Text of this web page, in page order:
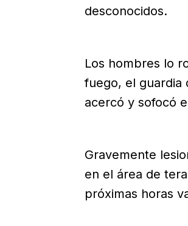
desconocidos.
Los hombres lo
fuego, el guardia
acercó y sofocó
Gravemente
en el área de
próximas horas